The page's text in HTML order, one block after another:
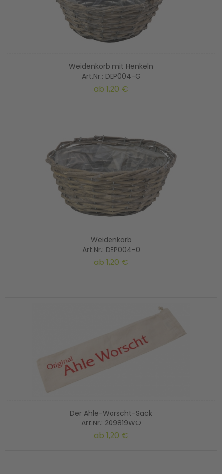
Weidenkorb mit Henkeln
Art.Nr.: DEP004-G
ab 1,20 €
Weidenkorb
Art.Nr.: DEP004-0
ab 1,20 €
Der Ahle-Worscht-Sack
Art.Nr.: 209819WO
ab 1,20 €